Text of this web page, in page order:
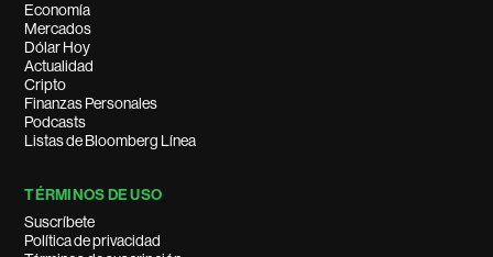
Economía
Mercados
Dólar Hoy
Actualidad
Cripto
Finanzas Personales
Podcasts
Listas de Bloomberg Línea
TÉRMINOS DE USO
Suscríbete
Política de privacidad